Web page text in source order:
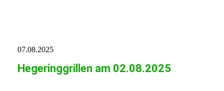
07.08.2025
Hegeringgrillen am 02.08.2025